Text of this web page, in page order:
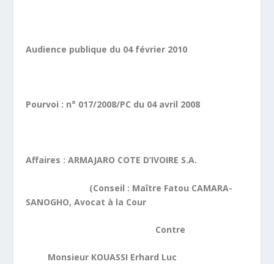
Audience publique du 04 février 2010
Pourvoi : n° 017/2008/PC du 04 avril 2008
Affaires : ARMAJARO COTE D’IVOIRE S.A.
(Conseil : Maître Fatou CAMARA-
SANOGHO, Avocat à la Cour
Contre
Monsieur KOUASSI Erhard Luc